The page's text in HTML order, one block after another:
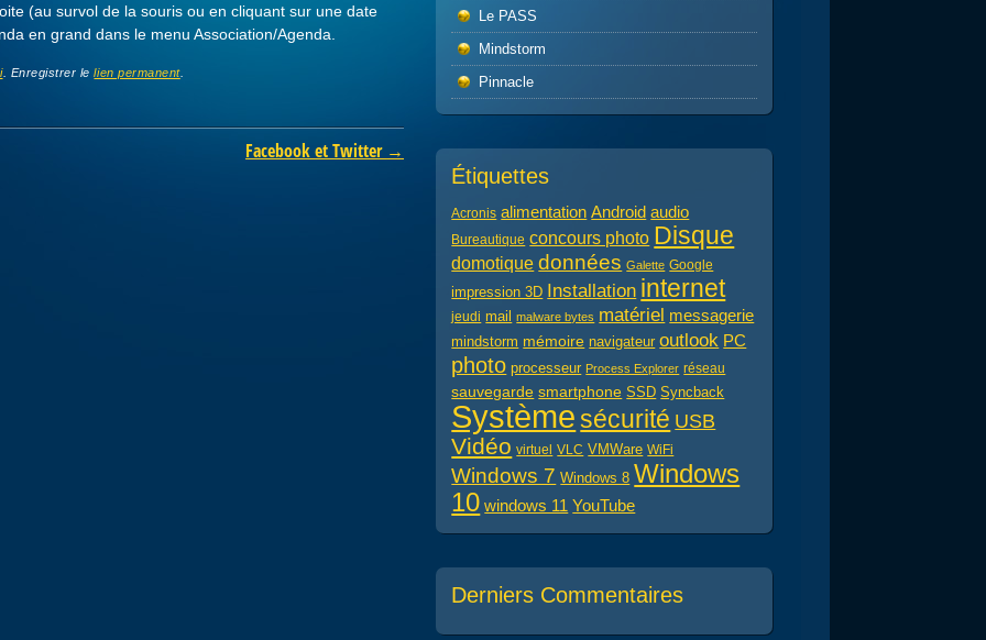
(au survol de la souris ou en cliquant sur une date
en grand dans le menu Association/Agenda.
. Enregistrer lelien permanent.
Facebook et Twitter →
Le PASS
Mindstorm
Pinnacle
Étiquettes
Acronis alimentation Android audio
Bureautique concours photo Disque
domotique données Galette Google
impression 3D Installation internet
jeudi mail malware bytes matériel messagerie
mindstorm mémoire navigateur outlook PC
photo processeur Process Explorer réseau
sauvegarde smartphone SSD Syncback
Système sécurité USB
Vidéo virtuel VLC VMWare WiFi
Windows 7 Windows 8 Windows
10 windows 11 YouTube
Derniers Commentaires